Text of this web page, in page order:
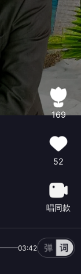
169
52
唱同款
03:42